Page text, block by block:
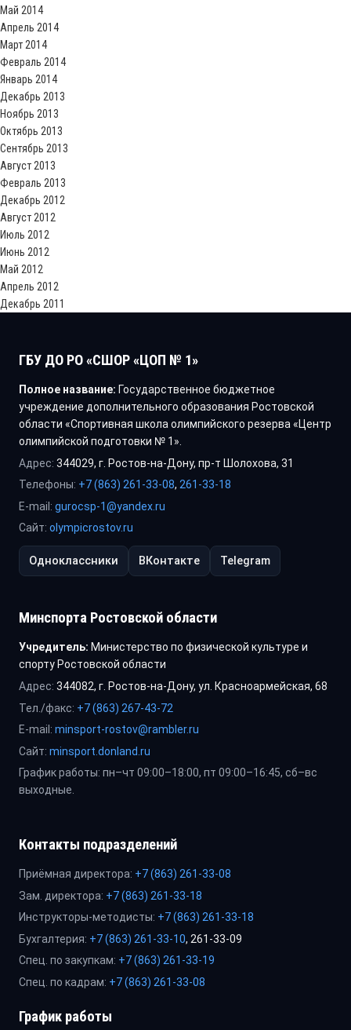
Май 2014
Апрель 2014
Март 2014
Февраль 2014
Январь 2014
Декабрь 2013
Ноябрь 2013
Октябрь 2013
Сентябрь 2013
Август 2013
Февраль 2013
Декабрь 2012
Август 2012
Июль 2012
Июнь 2012
Май 2012
Апрель 2012
Декабрь 2011
ГБУ ДО РО «СШОР «ЦОП № 1»
Полное название: Государственное бюджетное
учреждение дополнительного образования Ростовской
области «Спортивная школа олимпийского резерва «Центр
олимпийской подготовки № 1».
Адрес: 344029, г. Ростов-на-Дону, пр-т Шолохова, 31
Телефоны: +7 (863) 261-33-08, 261-33-18
E-mail: gurocsp-1@yandex.ru
Сайт: olympicrostov.ru
Одноклассники ВКонтакте Telegram
Минспорта Ростовской области
Учредитель: Министерство по физической культуре и
спорту Ростовской области
Адрес: 344082, г. Ростов-на-Дону, ул. Красноармейская, 68
Тел./факс: +7 (863) 267-43-72
E-mail: minsport-rostov@rambler.ru
Сайт: minsport.donland.ru
График работы: пн–чт 09:00–18:00, пт 09:00–16:45, сб–вс
выходные.
Контакты подразделений
Приёмная директора: +7 (863) 261-33-08
Зам. директора: +7 (863) 261-33-18
Инструкторы-методисты: +7 (863) 261-33-18
Бухгалтерия: +7 (863) 261-33-10, 261-33-09
Спец. по закупкам: +7 (863) 261-33-19
Спец. по кадрам: +7 (863) 261-33-08
График работы